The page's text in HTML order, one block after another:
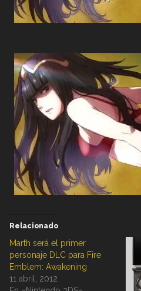
Relacionado
Marth será el primer
personaje DLC para Fire
Emblem: Awakening
11 abril, 2012